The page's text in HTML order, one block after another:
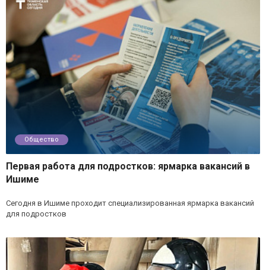
Общество
Первая работа для подростков: ярмарка вакансий в
Ишиме
Сегодня в Ишиме проходит специализированная ярмарка вакансий
для подростков